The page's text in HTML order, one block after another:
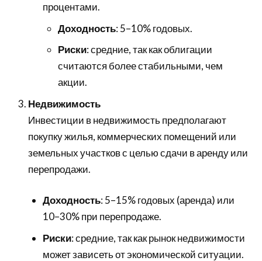
процентами.
Доходность: 5–10% годовых.
Риски: средние, так как облигации
считаются более стабильными, чем
акции.
Недвижимость
Инвестиции в недвижимость предполагают
покупку жилья, коммерческих помещений или
земельных участков с целью сдачи в аренду или
перепродажи.
Доходность: 5–15% годовых (аренда) или
10–30% при перепродаже.
Риски: средние, так как рынок недвижимости
может зависеть от экономической ситуации.